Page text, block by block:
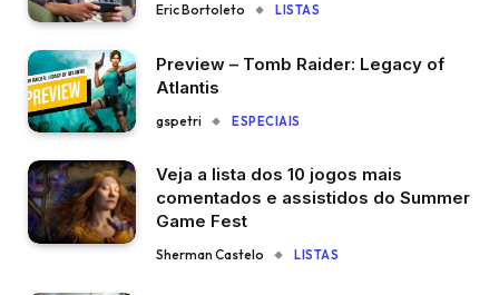
Eric Bortoleto LISTAS
Preview – Tomb Raider: Legacy of
Atlantis
gspetri ESPECIAIS
Veja a lista dos 10 jogos mais
comentados e assistidos do Summer
Game Fest
Sherman Castelo LISTAS